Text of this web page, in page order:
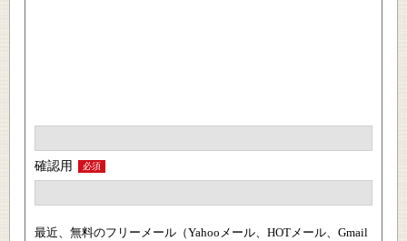
確認用 必須
最近、無料のフリーメール（Yahooメール、HOTメール、Gmail